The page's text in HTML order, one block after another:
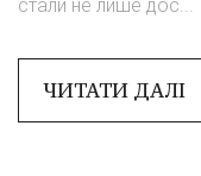
стали не лише дос...
ЧИТАТИ ДАЛІ